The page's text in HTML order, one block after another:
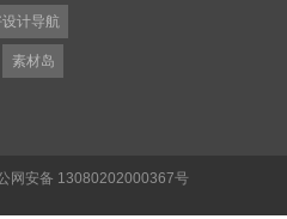
计导航
素材岛
网安备 13080202000367号